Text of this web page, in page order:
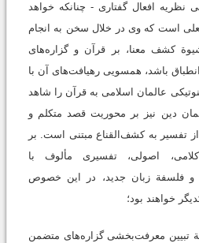
نظریه افعال گفتاری - چنانکه خواهد
است که وی در خلال سخن به انجام
کشف معنا، بر قرآن و گزاره‌های
باشد، همسویی رهیافت‌های آن با
عالمان اسلامی به قرآن را شاهد
دین نیز بر محوریت قصد متکلم و
تفسیر به کشف‌القناع مبتنی است. بر
اصولی، تفسیری مألوف با
و فلسفة زبان جدید، در این خصوص
خواهند بود؛
تبیین معرفت‌بخشی گزاره‌های متضمن